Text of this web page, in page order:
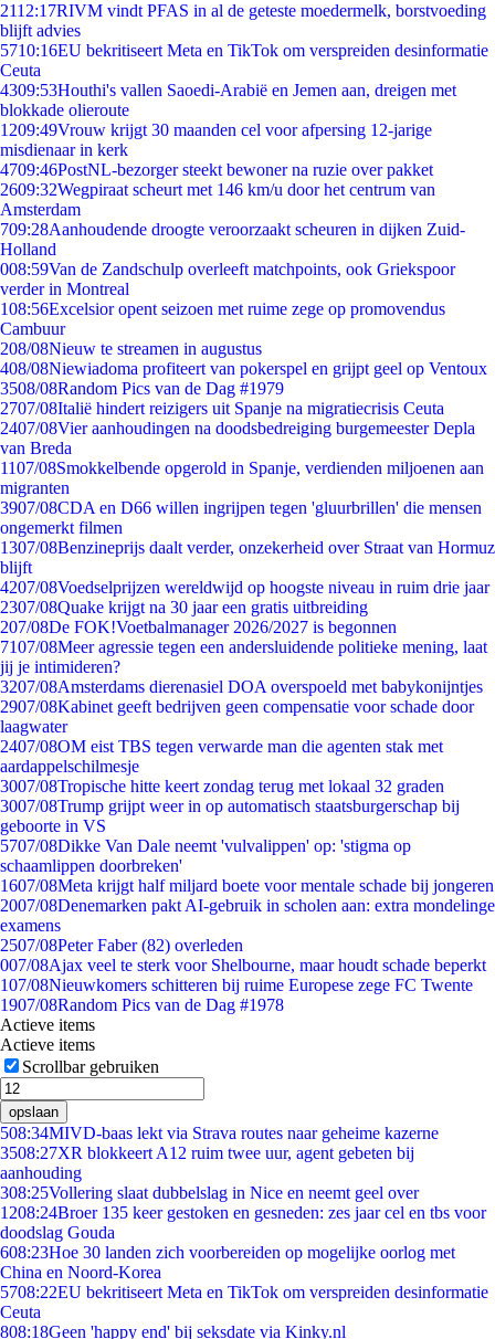
2112:17RIVM vindt PFAS in al de geteste moedermelk, borstvoeding
blijft advies
5710:16EU bekritiseert Meta en TikTok om verspreiden desinformatie
Ceuta
4309:53Houthi's vallen Saoedi-Arabië en Jemen aan, dreigen met
blokkade olieroute
1209:49Vrouw krijgt 30 maanden cel voor afpersing 12-jarige
misdienaar in kerk
4709:46PostNL-bezorger steekt bewoner na ruzie over pakket
2609:32Wegpiraat scheurt met 146 km/u door het centrum van
Amsterdam
709:28Aanhoudende droogte veroorzaakt scheuren in dijken Zuid-
Holland
008:59Van de Zandschulp overleeft matchpoints, ook Griekspoor
verder in Montreal
108:56Excelsior opent seizoen met ruime zege op promovendus
Cambuur
208/08Nieuw te streamen in augustus
408/08Niewiadoma profiteert van pokerspel en grijpt geel op Ventoux
3508/08Random Pics van de Dag #1979
2707/08Italië hindert reizigers uit Spanje na migratiecrisis Ceuta
2407/08Vier aanhoudingen na doodsbedreiging burgemeester Depla
van Breda
1107/08Smokkelbende opgerold in Spanje, verdienden miljoenen aan
migranten
3907/08CDA en D66 willen ingrijpen tegen 'gluurbrillen' die mensen
ongemerkt filmen
1307/08Benzineprijs daalt verder, onzekerheid over Straat van Hormuz
blijft
4207/08Voedselprijzen wereldwijd op hoogste niveau in ruim drie jaar
2307/08Quake krijgt na 30 jaar een gratis uitbreiding
207/08De FOK!Voetbalmanager 2026/2027 is begonnen
7107/08Meer agressie tegen een andersluidende politieke mening, laat
jij je intimideren?
3207/08Amsterdams dierenasiel DOA overspoeld met babykonijntjes
2907/08Kabinet geeft bedrijven geen compensatie voor schade door
laagwater
2407/08OM eist TBS tegen verwarde man die agenten stak met
aardappelschilmesje
3007/08Tropische hitte keert zondag terug met lokaal 32 graden
3007/08Trump grijpt weer in op automatisch staatsburgerschap bij
geboorte in VS
5707/08Dikke Van Dale neemt 'vulvalippen' op: 'stigma op
schaamlippen doorbreken'
1607/08Meta krijgt half miljard boete voor mentale schade bij jongeren
2007/08Denemarken pakt AI-gebruik in scholen aan: extra mondelinge
examens
2507/08Peter Faber (82) overleden
007/08Ajax veel te sterk voor Shelbourne, maar houdt schade beperkt
107/08Nieuwkomers schitteren bij ruime Europese zege FC Twente
1907/08Random Pics van de Dag #1978
Actieve items
Actieve items
Scrollbar gebruiken
opslaan
508:34MIVD-baas lekt via Strava routes naar geheime kazerne
3508:27XR blokkeert A12 ruim twee uur, agent gebeten bij
aanhouding
308:25Vollering slaat dubbelslag in Nice en neemt geel over
1208:24Broer 135 keer gestoken en gesneden: zes jaar cel en tbs voor
doodslag Gouda
608:23Hoe 30 landen zich voorbereiden op mogelijke oorlog met
China en Noord-Korea
5708:22EU bekritiseert Meta en TikTok om verspreiden desinformatie
Ceuta
808:18Geen 'happy end' bij seksdate via Kinky.nl